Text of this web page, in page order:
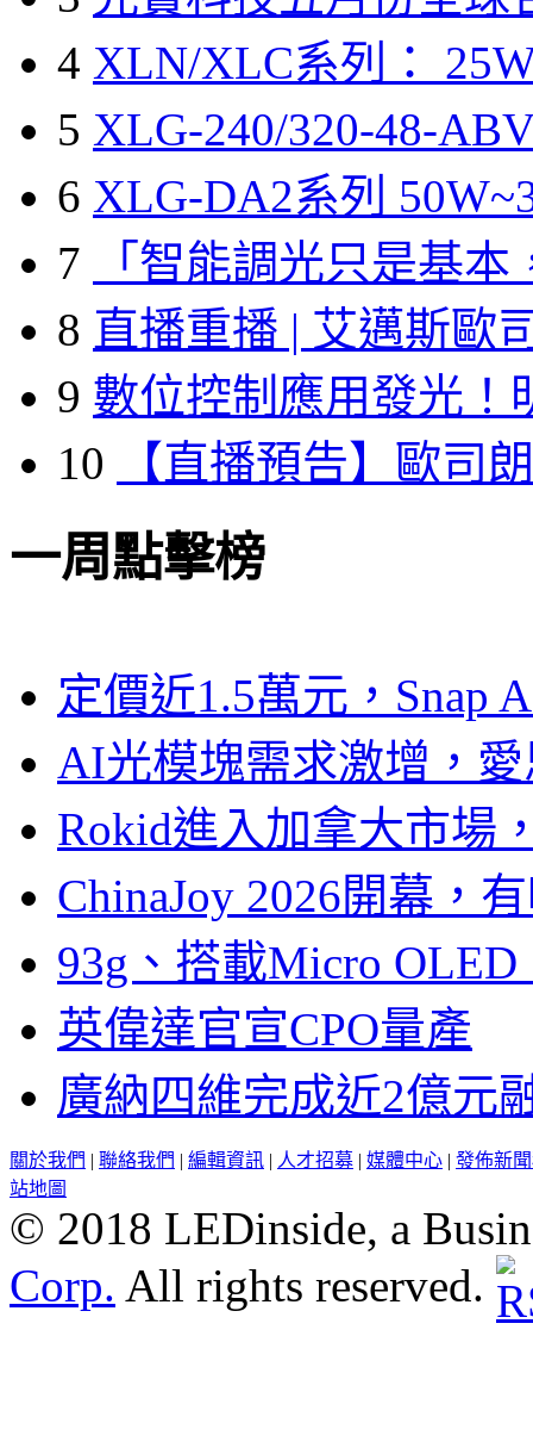
4 XLN/XLC系列：
5 XLG-240/320-48-
6 XLG-DA2系列
7
「智能調光只是基本
8 直播重播 | 艾邁斯歐
9 數位控制應用發光！
10
【直播預告】歐司
一周點擊榜
定價近1.5萬元，Snap
AI光模塊需求激增，
Rokid進入加拿大市場
ChinaJoy 2026開幕，
93g、搭載Micro
英偉達官宣CPO量產
廣納四維完成近2億元
關於我們 | 聯絡我們 | 編輯資訊 | 人才招募 | 媒體中心 | 發佈新
站地圖
© 2018 LEDinside, a
Corp. All rights reserved.